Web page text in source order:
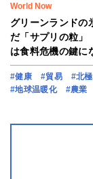
World Now
グリーンランドの
だ「サプリの粒
は食料危機の鍵に
#健康 #貿易
#北極
#地球温暖化
#農業